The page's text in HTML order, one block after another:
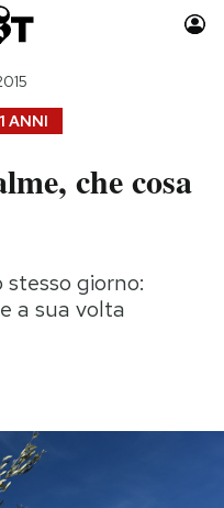
Moda
Storie/Idee
Ok Boomer!
Mondiali calcio 2026
ANNI
che cosa
giorno:
a sua volta